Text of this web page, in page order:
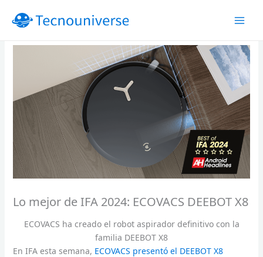
Lo mejor de IFA 2024: ECOVACS DEEBOT X8
ECOVACS ha creado el robot aspirador definitivo con la
familia DEEBOT X8
En IFA esta semana, ECOVACS presentó el DEEBOT X8